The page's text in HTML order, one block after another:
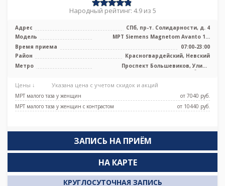
Народный рейтинг: 4.9 из 5
Адрес
СПб, пр-т. Солидарности, д. 4
Модель
МРТ Siemens Magnetom Avanto 1.5
Тесла
Время приема
07:00-23:00
Район
Красногвардейский, Невский
Метро
Проспект Большевиков, Улица
Дыбенко
Цены ↓ Указана цена с учетом скидок и акций
МРТ малого таза у женщин
от 7040 pуб.
МРТ малого таза у женщин с контрастом
от 10440 pуб.
ЗАПИСЬ НА ПРИЁМ
КРУГЛОСУТОЧНАЯ ЗАПИСЬ
НА КАРТЕ